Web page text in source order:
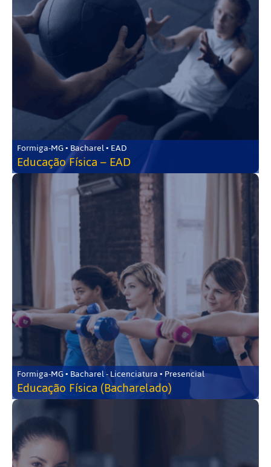
Formiga-MG • Bacharel • EAD
Educação Física – EAD
Formiga-MG • Bacharel - Licenciatura • Presencial
Educação Física (Bacharelado)